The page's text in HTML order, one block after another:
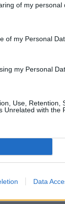
of my personal
of my Personal
my Personal
Use, Retention,
Unrelated with the
Data
publicznych.
w sobotę
torby i